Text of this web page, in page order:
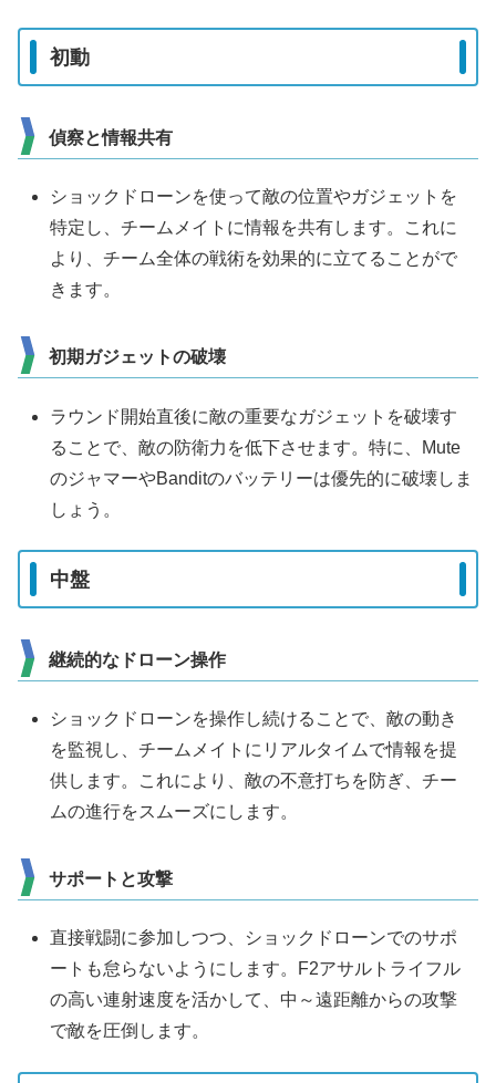
初動
偵察と情報共有
ショックドローンを使って敵の位置やガジェットを
特定し、チームメイトに情報を共有します。これに
より、チーム全体の戦術を効果的に立てることがで
きます。
初期ガジェットの破壊
ラウンド開始直後に敵の重要なガジェットを破壊す
ることで、敵の防衛力を低下させます。特に、Mute
のジャマーやBanditのバッテリーは優先的に破壊しま
しょう。
中盤
継続的なドローン操作
ショックドローンを操作し続けることで、敵の動き
を監視し、チームメイトにリアルタイムで情報を提
供します。これにより、敵の不意打ちを防ぎ、チー
ムの進行をスムーズにします。
サポートと攻撃
直接戦闘に参加しつつ、ショックドローンでのサポ
ートも怠らないようにします。F2アサルトライフル
の高い連射速度を活かして、中～遠距離からの攻撃
で敵を圧倒します。